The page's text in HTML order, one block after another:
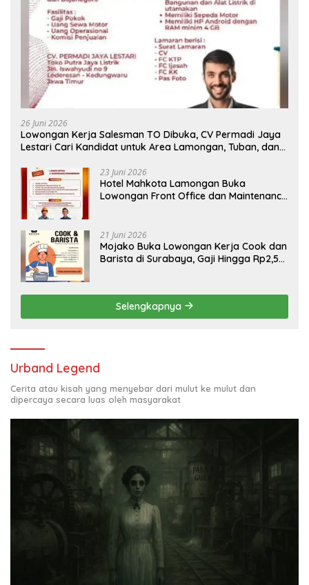
26 Juni 2026
Lowongan Kerja Salesman TO Dibuka, CV Permadi Jaya
Lestari Cari Kandidat untuk Area Lamongan, Tuban, dan
23 Juni 2026
Hotel Mahkota Lamongan Buka
Lowongan Front Office dan Maintenance
21 Juni 2026
Mojako Buka Lowongan Kerja Cook dan
Barista di Surabaya, Gaji Hingga Rp2,5
Selengkapnya
Urband Legend
Cerita atau kisah yang menyebar dari mulut ke mulut dan
dipercaya secara luas oleh masyarakat